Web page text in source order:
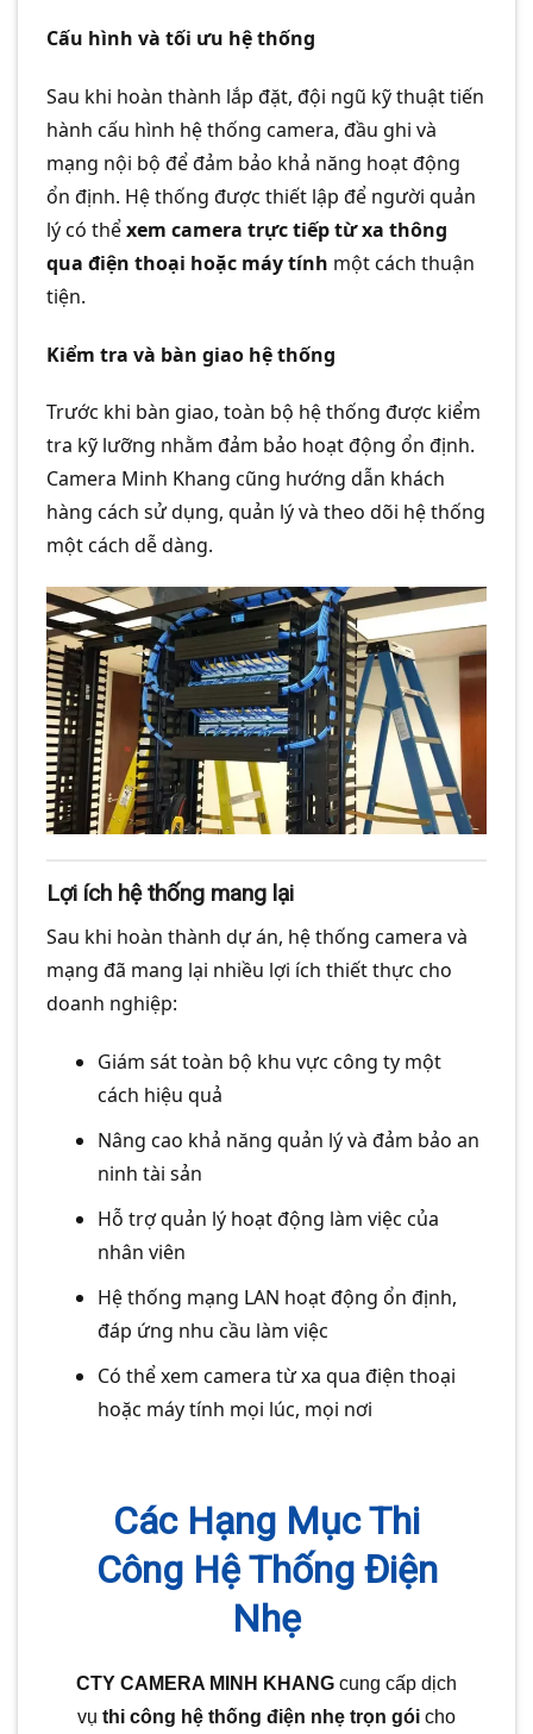
Cấu hình và tối ưu hệ thống
Sau khi hoàn thành lắp đặt, đội ngũ kỹ thuật tiến
hành cấu hình hệ thống camera, đầu ghi và
mạng nội bộ để đảm bảo khả năng hoạt động
ổn định. Hệ thống được thiết lập để người quản
lý có thểxem camera trực tiếp từ xa thông
qua điện thoại hoặc máy tính một cách thuận
tiện.
Kiểm tra và bàn giao hệ thống
Trước khi bàn giao, toàn bộ hệ thống được kiểm
tra kỹ lưỡng nhằm đảm bảo hoạt động ổn định.
Camera Minh Khang cũng hướng dẫn khách
hàng cách sử dụng, quản lý và theo dõi hệ thống
một cách dễ dàng.
Lợi ích hệ thống mang lại
Sau khi hoàn thành dự án, hệ thống camera và
mạng đã mang lại nhiều lợi ích thiết thực cho
doanh nghiệp:
Giám sát toàn bộ khu vực công ty một
cách hiệu quả
Nâng cao khả năng quản lý và đảm bảo an
ninh tài sản
Hỗ trợ quản lý hoạt động làm việc của
nhân viên
Hệ thống mạng LAN hoạt động ổn định,
đáp ứng nhu cầu làm việc
Có thể xem camera từ xa qua điện thoại
hoặc máy tính mọi lúc, mọi nơi
Các Hạng Mục Thi
Công Hệ Thống Điện
Nhẹ
CTY CAMERA MINH KHANG cung cấp dịch
vụ thi công hệ thống điện nhẹ trọn gói cho